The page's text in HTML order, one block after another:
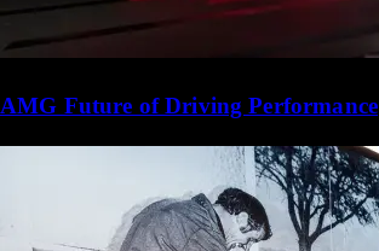
AMG Future of Driving Performance